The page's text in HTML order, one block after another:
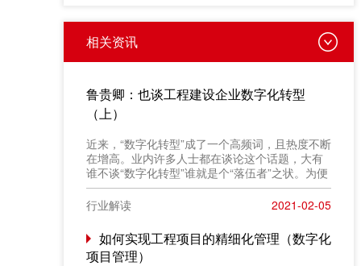
相关资讯
鲁贵卿：也谈工程建设企业数字化转型
（上）
近来，“数字化转型”成了一个高频词，且热度不断
在增高。业内许多人士都在谈论这个话题，大有
谁不谈“数字化转型”谁就是个“落伍者”之状。为便
于在相同语境下讨论问题，今天我也凑个热闹，
以“数字化转型”为题，谈一点粗浅认识，就教于同
行。
行业解读 2021-02-05
如何实现工程项目的精细化管理（数字化
项目管理）